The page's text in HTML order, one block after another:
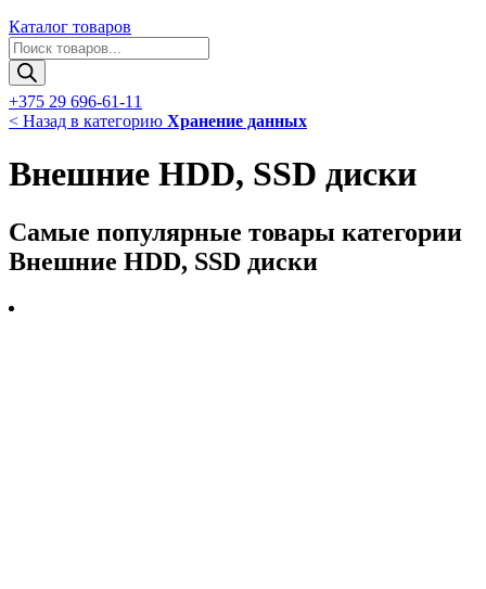
Каталог товаров
Поиск
товаров
+375 29 696-61-11
< Назад в категорию Хранение данных
Внешние HDD, SSD диски
Самые популярные товары категории
Внешние HDD, SSD диски